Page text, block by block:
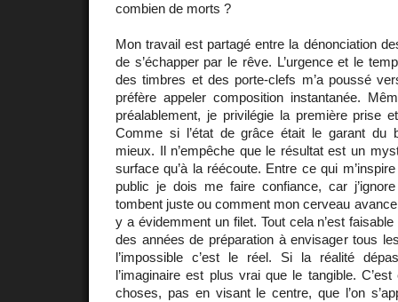
combien de morts ?
Mon travail est partagé entre la dénonciation
de s’échapper par le rêve. L’urgence et le
des timbres et des porte-clefs m’a poussé
préfère appeler composition instantanée.
préalablement, je privilégie la première prise
Comme si l’état de grâce était le garant du
mieux. Il n’empêche que le résultat est un
surface qu’à la réécoute. Entre ce qui
public je dois me faire confiance, car
tombent juste ou comment mon cerveau avance
y a évidemment un filet. Tout cela n’est
des années de préparation à envisager tous
l’impossible c’est le réel. Si la réalité
l’imaginaire est plus vrai que le tangible.
choses, pas en visant le centre, que l’on